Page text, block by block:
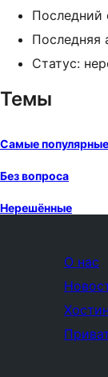
Последний
Последняя
Статус:
Темы
Самые
Без вопроса
Нерешённые
О нас